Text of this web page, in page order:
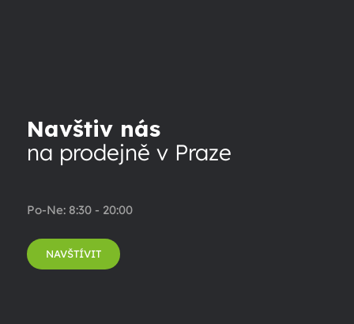
Navštiv nás
na prodejně v Praze
Po-Ne: 8:30 - 20:00
NAVŠTÍVIT